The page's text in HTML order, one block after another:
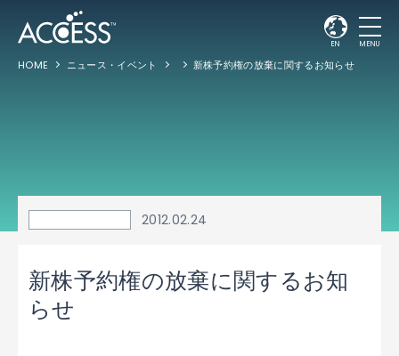
EN MENU
HOME ニュース・イベント 新株予約権の放棄に関するお知らせ
2012.02.24
新株予約権の放棄に関するお知
らせ